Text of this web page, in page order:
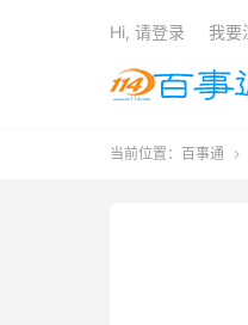
Hi, 请登录 我要
当前位置： 百事通 